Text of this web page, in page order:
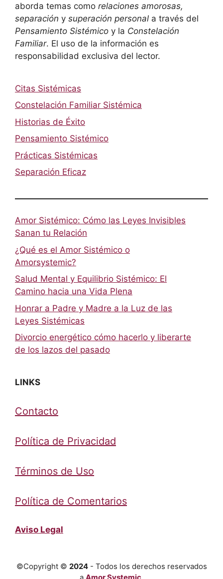
aborda temas como relaciones amorosas,
separación y superación personal a través del
Pensamiento Sistémico y la Constelación
Familiar. El uso de la información es
responsabilidad exclusiva del lector.
Citas Sistémicas
Constelación Familiar Sistémica
Historias de Éxito
Pensamiento Sistémico
Prácticas Sistémicas
Separación Eficaz
Amor Sistémico: Cómo las Leyes Invisibles
Sanan tu Relación
¿Qué es el Amor Sistémico o
Amorsystemic?
Salud Mental y Equilibrio Sistémico: El
Camino hacia una Vida Plena
Honrar a Padre y Madre a la Luz de las
Leyes Sistémicas
Divorcio energético cómo hacerlo y liberarte
de los lazos del pasado
LINKS
Contacto
Política de Privacidad
Términos de Uso
Política de Comentarios
Aviso Legal
©Copyright © 2024- Todos los derechos reservados